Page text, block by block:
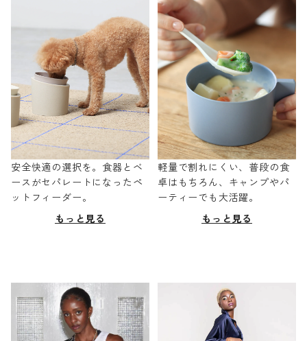
安全快適の選択を。食器とベ
ースがセパレートになったペ
ットフィーダー。
もっと見る
軽量で割れにくい、普段の食
卓はもちろん、キャンプやパ
ーティーでも大活躍。
もっと見る